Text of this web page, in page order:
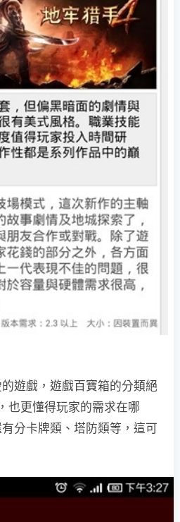
遊戲，遊戲百寶箱的分類絕
也更懂得玩家的需求在哪
分卡牌類、塔防類等，這可